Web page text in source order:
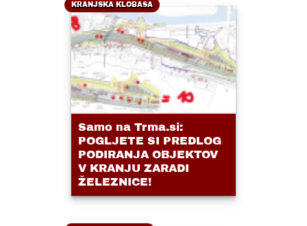
KRANJSKA KLOBASA
Samo na Trma.si:
POGLJETE SI PREDLOG
PODIRANJA OBJEKTOV
V KRANJU ZARADI
ŽELEZNICE!